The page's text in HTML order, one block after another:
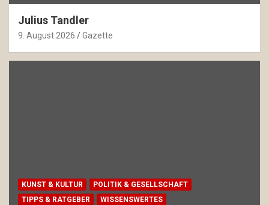
Julius Tandler
9. August 2026 Gazette
KUNST & KULTUR
POLITIK & GESELLSCHAFT
TIPPS & RATGEBER
WISSENSWERTES